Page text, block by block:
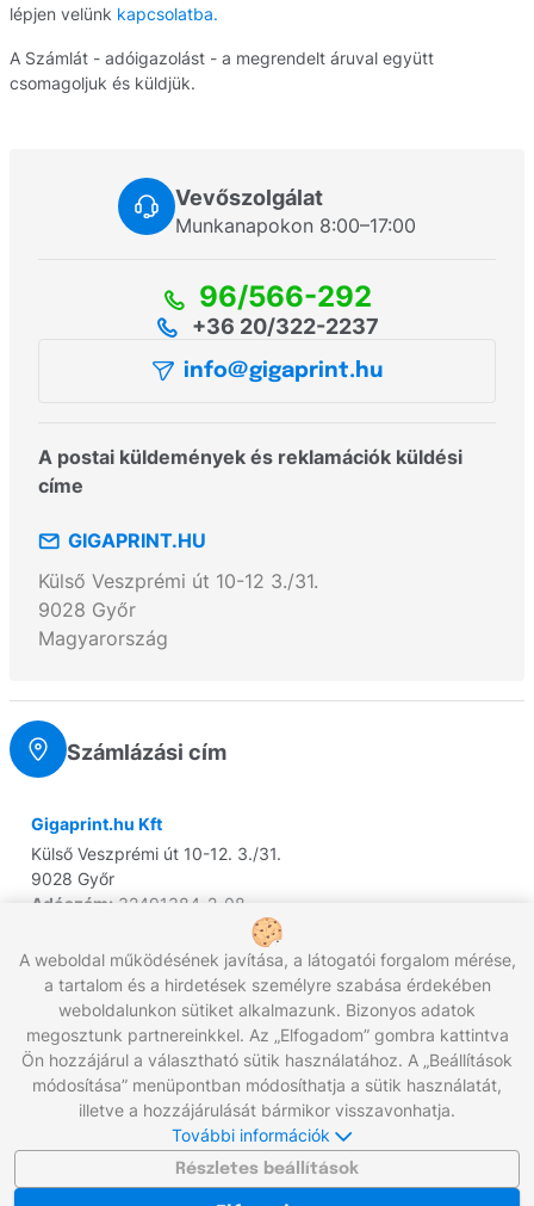
lépjen velünk kapcsolatba.
A Számlát - adóigazolást - a megrendelt áruval együtt
csomagoljuk és küldjük.
Vevőszolgálat
Munkanapokon 8:00–17:00
96/566-292
+36 20/322-2237
info@gigaprint.hu
A postai küldemények és reklamációk küldési
címe
GIGAPRINT.HU
Külső Veszprémi út 10-12 3./31.
9028 Győr
Magyarország
Számlázási cím
Gigaprint.hu Kft
Külső Veszprémi út 10-12. 3./31.
9028 Győr
Adószám: 32491384-2-08
Cégjegyzékszám:08 09 038335
IBAN:HU66 1209 2000 0196 3833 0030 0006
Hívjon minket: +36 96/566-292
Munkanapokon 8:00 - 17:00
Írjon nekünk:info@gigaprint.hu©2026 gigaprint.hu
Klasszikus verzió megjelenítése
A weboldal működésének javítása, a látogatói forgalom mérése,
a tartalom és a hirdetések személyre szabása érdekében
weboldalunkon sütiket alkalmazunk. Bizonyos adatok
megosztunk partnereinkkel. Az „Elfogadom” gombra kattintva
Ön hozzájárul a választható sütik használatához. A „Beállítások
módosítása” menüpontban módosíthatja a sütik használatát,
illetve a hozzájárulását bármikor visszavonhatja.
További információk
Részletes beállítások